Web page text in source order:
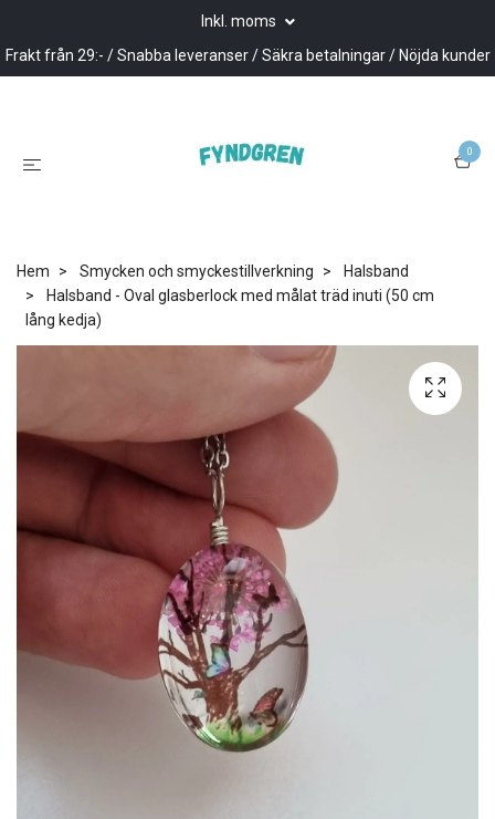
Inkl. moms
Frakt från 29:- / Snabba leveranser / Säkra betalningar / Nöjda kunder
0
Hem Smycken och smyckestillverkning
Halsband
Halsband - Oval glasberlock med målat träd inuti (50 cm
lång kedja)